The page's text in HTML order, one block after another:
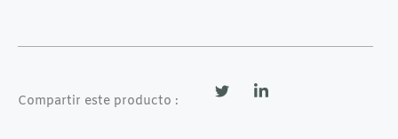
Compartir este producto :